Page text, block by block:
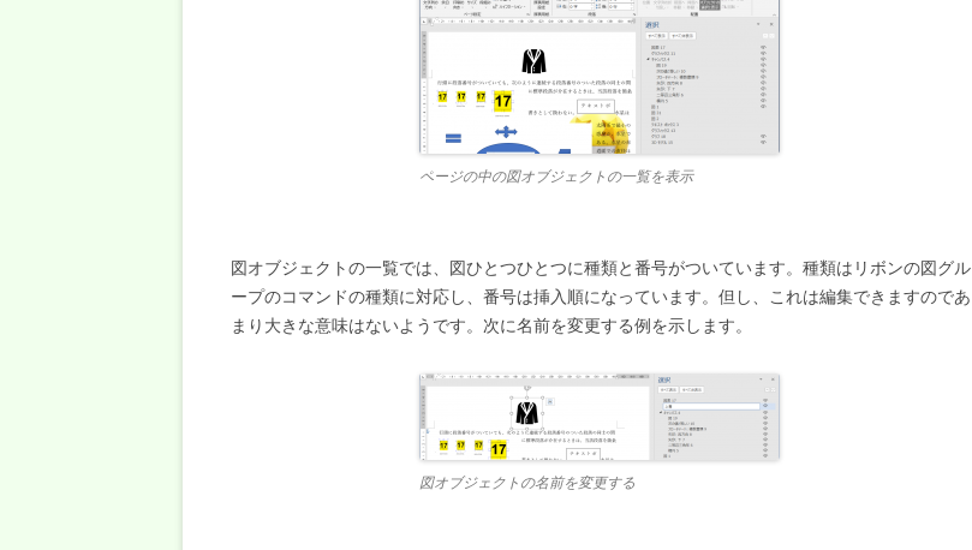
ページの中の図オブジェクトの一覧を表示
図オブジェクトの一覧では、図ひとつひとつに種類と番号がついています。種類はリボンの図グル
ープのコマンドの種類に対応し、番号は挿入順になっています。但し、これは編集できますのであ
まり大きな意味はないようです。次に名前を変更する例を示します。
図オブジェクトの名前を変更する